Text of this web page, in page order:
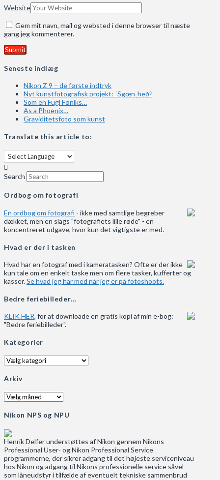
Website
Gem mit navn, mail og websted i denne browser til næste
gang jeg kommenterer.
Seneste indlæg
Nikon Z 9 – de første indtryk
Nyt kunstfotografisk projekt: ˈSgœnˌheðˀ
Som en Fugl Føniks…
As a Phoenix…
Graviditetsfoto som kunst
Translate this article to:
Search
Ordbog om fotografi
En ordbog om fotografi - ikke med samtlige begreber
dækket, men en slags "fotografiets lille røde" - en
koncentreret udgave, hvor kun det vigtigste er med.
Hvad er der i tasken
Hvad har en fotograf med i kameratasken? Ofte er der ikke
kun tale om en enkelt taske men om flere tasker, kufferter og
kasser.Se hvad jeg har med når jeg er på fotoshoots.
Bedre feriebilleder…
KLIK HER, for at downloade en gratis kopi af min e-bog:
"Bedre feriebilleder".
Kategorier
Kategorier
Arkiv
Arkiv
Nikon NPS og NPU
Henrik Delfer understøttes af Nikon gennem Nikons
Professional User- og Nikon Professional Service
programmerne, der sikrer adgang til det højeste serviceniveau
hos Nikon og adgang til Nikons professionelle service såvel
som låneudstyr i tilfælde af eventuelt tekniske sammenbrud